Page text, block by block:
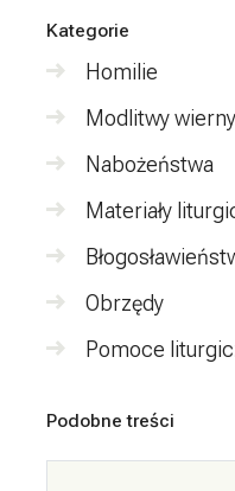
Kategorie
Homilie
Modlitwy
Nabożeństwa
Materiały
Obrzędy
Pomoce
Podobne treści